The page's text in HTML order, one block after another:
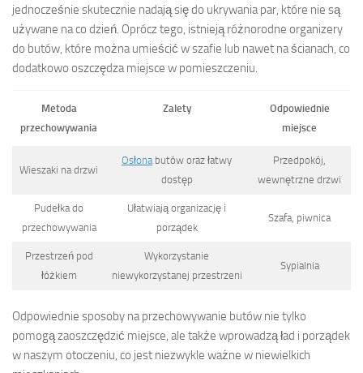
jednocześnie skutecznie nadają się do ukrywania par, które nie są
używane na co dzień. Oprócz tego, istnieją różnorodne organizery
do butów, które można umieścić w szafie lub nawet na ścianach, co
dodatkowo oszczędza miejsce w pomieszczeniu.
Metoda
przechowywania
Zalety
Odpowiednie
miejsce
Wieszaki na drzwi
Osłona butów oraz łatwy
dostęp
Przedpokój,
wewnętrzne drzwi
Pudełka do
przechowywania
Ułatwiają organizację i
porządek
Szafa, piwnica
Przestrzeń pod
łóżkiem
Wykorzystanie
niewykorzystanej przestrzeni
Sypialnia
Odpowiednie sposoby na przechowywanie butów nie tylko
pomogą zaoszczędzić miejsce, ale także wprowadzą ład i porządek
w naszym otoczeniu, co jest niezwykle ważne w niewielkich